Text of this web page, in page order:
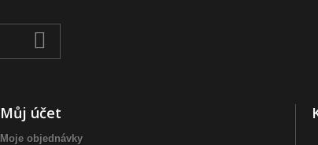
Můj účet
Moje objednávky